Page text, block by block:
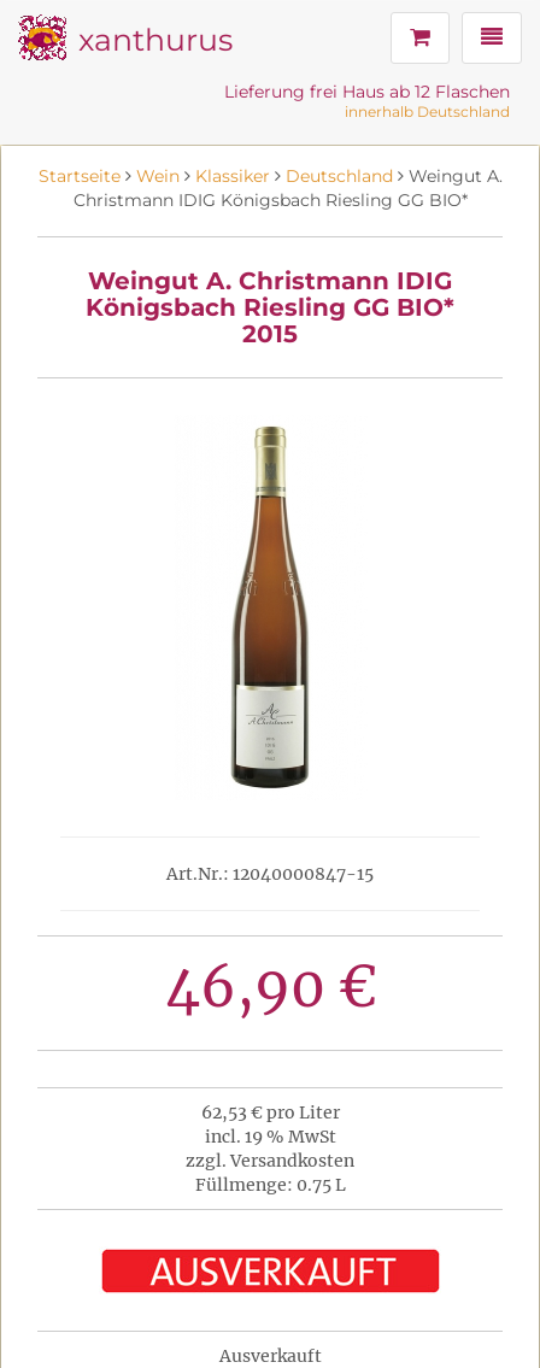
xanthurus
Lieferung frei Haus ab 12 Flaschen
innerhalb Deutschland
Startseite Wein Klassiker Deutschland Weingut A.
Christmann IDIG Königsbach Riesling GG BIO*
Weingut A. Christmann IDIG
Königsbach Riesling GG BIO*
2015
Art.Nr.: 12040000847-15
46,90 €
62,53 € pro Liter
incl. 19 % MwSt
zzgl. Versandkosten
Füllmenge: 0.75 L
Ausverkauft